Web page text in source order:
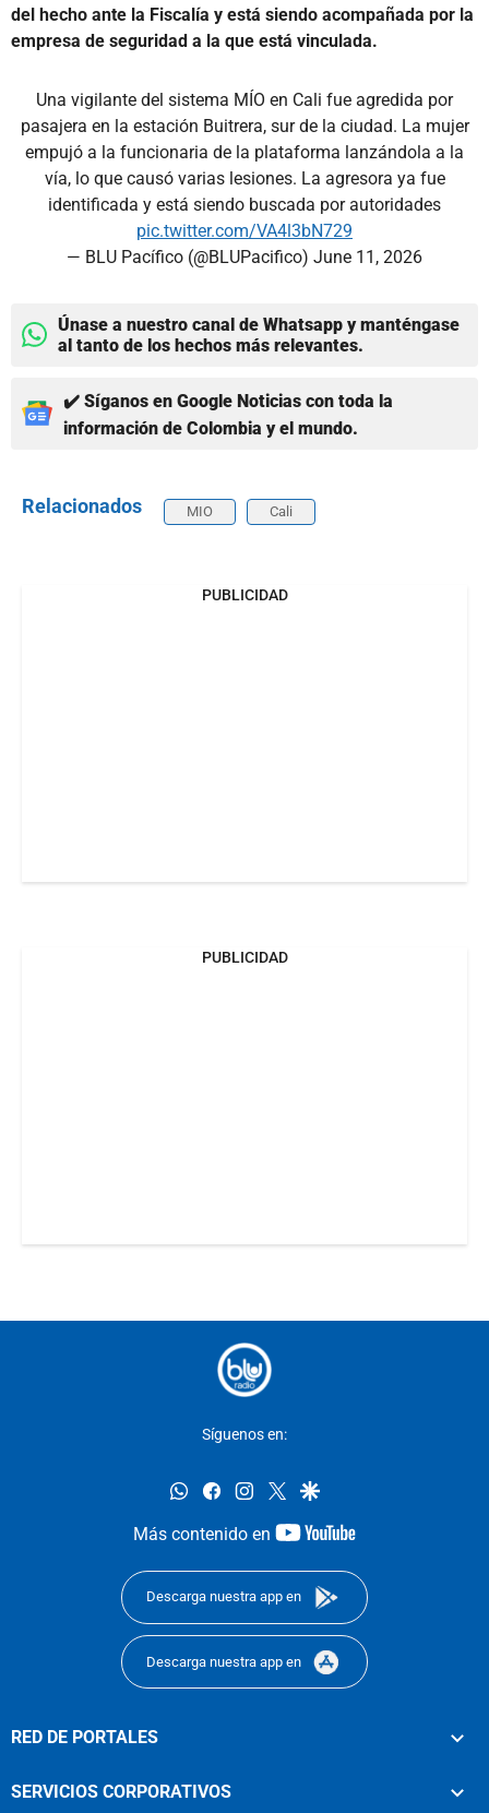
del hecho ante la Fiscalía y está siendo acompañada por la
empresa de seguridad a la que está vinculada.
Una vigilante del sistema MÍO en Cali fue agredida por
pasajera en la estación Buitrera, sur de la ciudad. La mujer
empujó a la funcionaria de la plataforma lanzándola a la
vía, lo que causó varias lesiones. La agresora ya fue
identificada y está siendo buscada por autoridades
pic.twitter.com/VA4l3bN729
— BLU Pacífico (@BLUPacifico) June 11, 2026
Únase a nuestro canal de Whatsapp y manténgase
al tanto de los hechos más relevantes.
✔️ Síganos en Google Noticias con toda la
información de Colombia y el mundo.
Relacionados MIO Cali
PUBLICIDAD
PUBLICIDAD
Síguenos en:
whatsappfacebookinstagram
twittergoogle
Más contenido en
youtube-
Descarga nuestra app en
Descarga nuestra app en
RED DE PORTALES
SERVICIOS CORPORATIVOS